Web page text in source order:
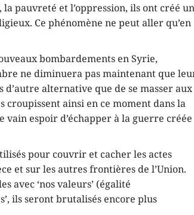
pauvreté et l’oppression, ils ont créé un
Ce phénomène ne peut aller qu’en
bombardements en Syrie,
ne diminuera pas maintenant que
alternative que de se masser aux
croupissent ainsi en ce moment dans la
espoir d’échapper à la guerre créée
pour couvrir et cacher les actes
et sur les autres frontières de l’Union.
avec ‘nos valeurs’ (égalité
ils seront brutalisés encore plus